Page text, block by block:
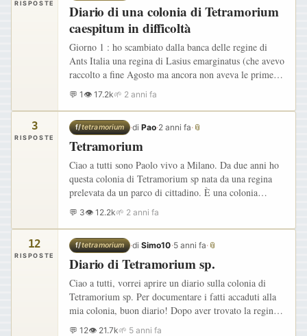
RISPOSTE
Diario di una colonia di Tetramorium
caespitum in difficoltà
Giorno 1 : ho scambiato dalla banca delle regine di
Ants Italia una regina di Lasius emarginatus (che avevo
raccolto a fine Agosto ma ancora non aveva le prime
larve) per una colonietta di Tetramorium caespitum.
Sono…
💬 1 👁 17.2k🌱 2 anni fa
3
RISPOSTE
f/tetramorium ·diPao·2 anni fa· 📎
Tetramorium
Ciao a tutti sono Paolo vivo a Milano. Da due anni ho
questa colonia di Tetramorium sp nata da una regina
prelevata da un parco di cittadino. È una colonia
particolarmente attiva alla continua ricerca di cibo.
Come…
💬 3👁 12.2k🌱 2 anni fa
12
RISPOSTE
f/tetramorium ·diSimo10·5 anni fa·📎
Diario di Tetramorium sp.
Ciao a tutti, vorrei aprire un diario sulla colonia di
Tetramorium sp. Per documentare i fatti accaduti alla
mia colonia, buon diario! Dopo aver trovato la regina e
averla fatta fondare ( non dico i dettagli perché è…
💬 12👁 21.7k🌱 5 anni fa